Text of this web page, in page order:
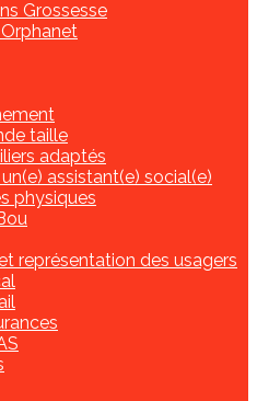
Grossesse
taille
adaptés
assistant(e) social(e)
physiques
représentation des usagers